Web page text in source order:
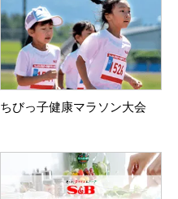
ちびっ子健康マラソン大会